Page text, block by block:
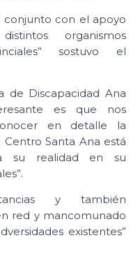
conjunto con el apoyo
organismos
sostuvo el
de Discapacidad Ana
es que nos
en detalle la
Santa Ana está
su realidad en su
y también
red y mancomunado
existentes”